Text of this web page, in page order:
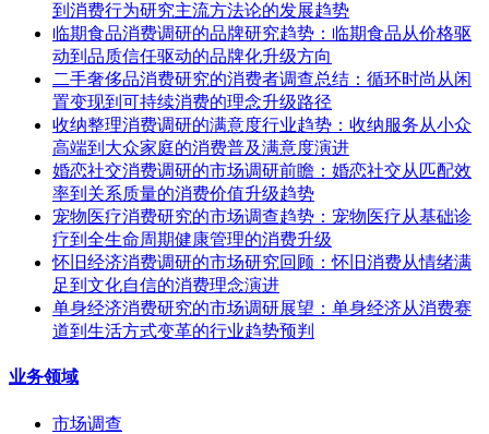
到消费行为研究主流方法论的发展趋势
临期食品消费调研的品牌研究趋势：临期食品从价格驱
动到品质信任驱动的品牌化升级方向
二手奢侈品消费研究的消费者调查总结：循环时尚从闲
置变现到可持续消费的理念升级路径
收纳整理消费调研的满意度行业趋势：收纳服务从小众
高端到大众家庭的消费普及满意度演进
婚恋社交消费调研的市场调研前瞻：婚恋社交从匹配效
率到关系质量的消费价值升级趋势
宠物医疗消费研究的市场调查趋势：宠物医疗从基础诊
疗到全生命周期健康管理的消费升级
怀旧经济消费调研的市场研究回顾：怀旧消费从情绪满
足到文化自信的消费理念演进
单身经济消费研究的市场调研展望：单身经济从消费赛
道到生活方式变革的行业趋势预判
业务领域
市场调查